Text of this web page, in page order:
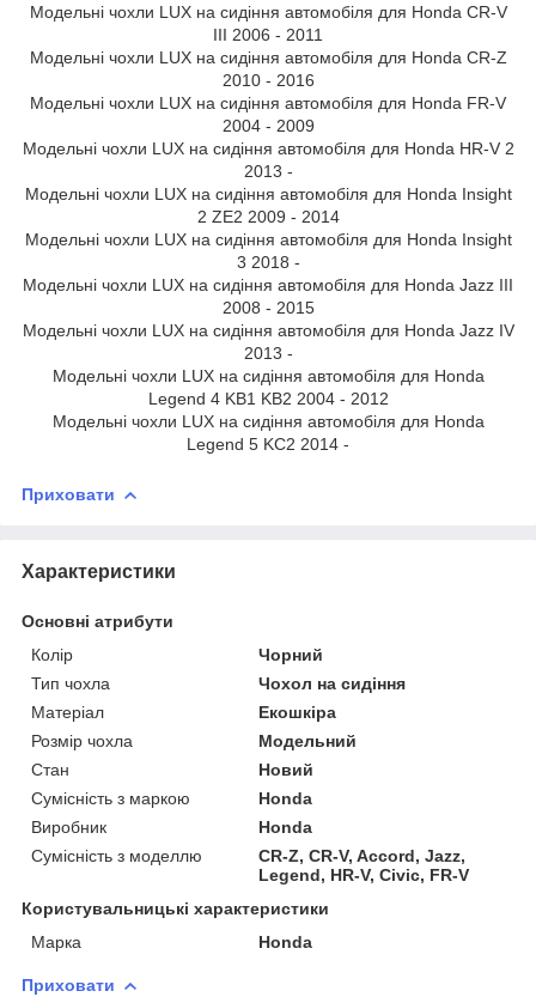
Модельні чохли LUX на сидіння автомобіля для Honda CR-V
III 2006 - 2011
Модельні чохли LUX на сидіння автомобіля для Honda CR-Z
2010 - 2016
Модельні чохли LUX на сидіння автомобіля для Honda FR-V
2004 - 2009
Модельні чохли LUX на сидіння автомобіля для Honda HR-V 2
2013 -
Модельні чохли LUX на сидіння автомобіля для Honda Insight
2 ZE2 2009 - 2014
Модельні чохли LUX на сидіння автомобіля для Honda Insight
3 2018 -
Модельні чохли LUX на сидіння автомобіля для Honda Jazz III
2008 - 2015
Модельні чохли LUX на сидіння автомобіля для Honda Jazz IV
2013 -
Модельні чохли LUX на сидіння автомобіля для Honda
Legend 4 KB1 KB2 2004 - 2012
Модельні чохли LUX на сидіння автомобіля для Honda
Legend 5 KC2 2014 -
Приховати
Характеристики
Основні атрибути
Колір
Чорний
Тип чохла
Чохол на сидіння
Матеріал
Екошкіра
Розмір чохла
Модельний
Стан
Новий
Сумісність з маркою
Honda
Виробник
Honda
Сумісність з моделлю
CR-Z, CR-V, Accord, Jazz,
Legend, HR-V, Civic, FR-V
Користувальницькі характеристики
Марка
Honda
Приховати